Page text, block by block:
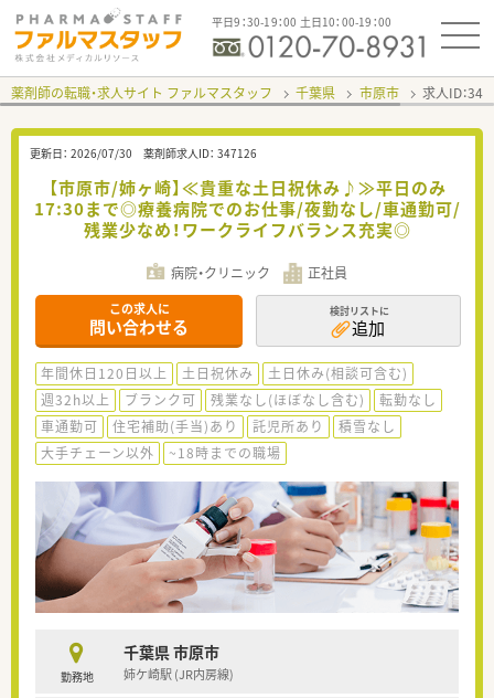
平日9：30-19：00 土日10：00-19：00
薬剤師の転職・求人サイト ファルマスタッフ 千葉県 市原市 求人ID：
更新日： 2026/07/30 薬剤師求人ID： 347126
【市原市/姉ヶ崎】≪貴重な土日祝休み♪≫平日のみ
17:30まで◎療養病院でのお仕事/夜勤なし/車通勤可/
残業少なめ！ワークライフバランス充実◎
病院・クリニック 正社員
この求人に
問い合わせる
検討リストに
追加
年間休日120日以上 土日祝休み
土日休み(相談可含む)
週32h以上
ブランク可 残業なし(ほぼなし含む)
転勤なし
車通勤可
住宅補助(手当)あり 託児所あり
積雪なし
大手チェーン以外
~18時までの職場
勤務地
千葉県 市原市
姉ケ崎駅 (JR内房線)